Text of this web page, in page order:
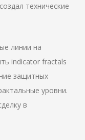
технические
линии на
indicator fractals
защитных
уровни.
в